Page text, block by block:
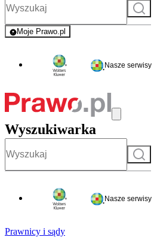
Szukaj
Moje Prawo.pl
- rejestracja i logowanie do serwisu
Nasze serwisy
Wyszukiwarka
Szukaj
Nasze serwisy
Prawnicy i sądy